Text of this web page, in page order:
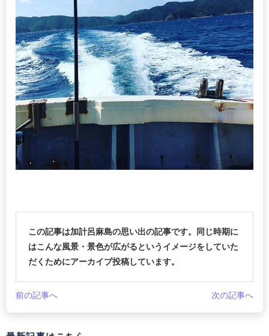
この記事は加計呂麻島の思い出の記事です。同じ時期に
はこんな風景・景色が広がるというイメージをしていた
だくためにアーカイブ投稿しています。
前の記事へ 次の記事へ